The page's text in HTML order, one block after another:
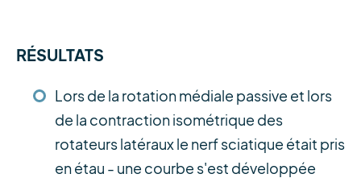
RÉSULTATS
Lors de la rotation médiale passive et lors
de la contraction isométrique des
rotateurs latéraux le nerf sciatique était pris
en étau - une courbe s'est développée